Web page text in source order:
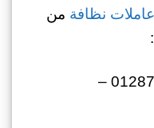
عاملات نظافة من
اتصل بأرقام الآتية: 01287223589 –